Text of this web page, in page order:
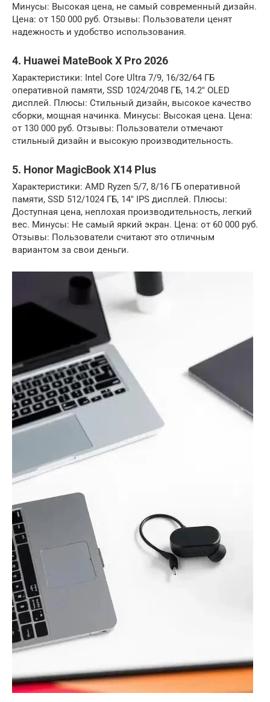
Минусы: Высокая цена, не самый современный дизайн.
Цена: от 150 000 руб. Отзывы: Пользователи ценят
надежность и удобство использования.
4. Huawei MateBook X Pro 2026
Характеристики: Intel Core Ultra 7/9, 16/32/64 ГБ
оперативной памяти, SSD 1024/2048 ГБ, 14.2″ OLED
дисплей. Плюсы: Стильный дизайн, высокое качество
сборки, мощная начинка. Минусы: Высокая цена. Цена:
от 130 000 руб. Отзывы: Пользователи отмечают
стильный дизайн и высокую производительность.
5. Honor MagicBook X14 Plus
Характеристики: AMD Ryzen 5/7, 8/16 ГБ оперативной
памяти, SSD 512/1024 ГБ, 14″ IPS дисплей. Плюсы:
Доступная цена, неплохая производительность, легкий
вес. Минусы: Не самый яркий экран. Цена: от 60 000 руб.
Отзывы: Пользователи считают это отличным
вариантом за свои деньги.